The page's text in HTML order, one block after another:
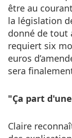
être au
la législation
donné de tout
requiert six
euros
sera
"Ça part
Claire